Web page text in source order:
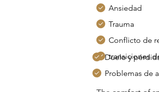
Ansiedad
Trauma
Conflicto de
transiciones
Duelo y
Problemas de